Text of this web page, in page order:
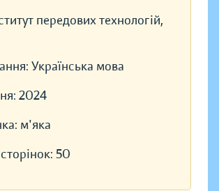
передових технологій,
Українська мова
2024
м'яка
50